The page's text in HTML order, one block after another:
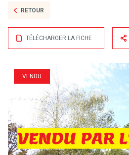
RETOUR
TÉLÉCHARGER LA FICHE
VENDU